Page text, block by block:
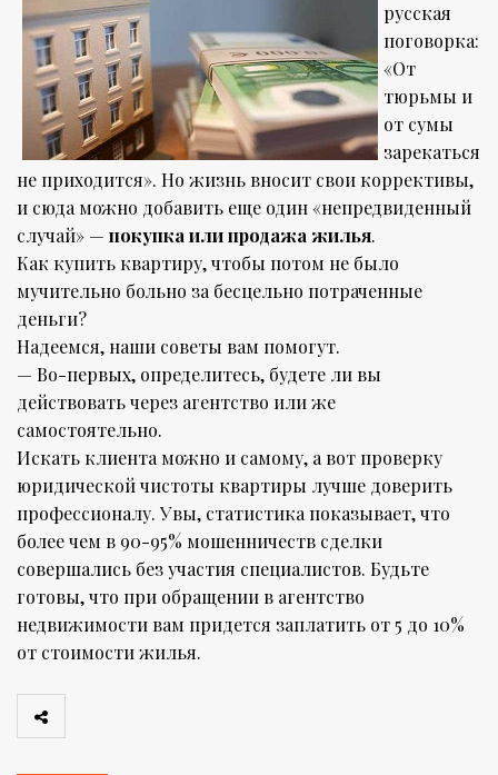
русская
поговорка:
«От
тюрьмы и
от сумы
зарекаться
не приходится». Но жизнь вносит свои коррективы,
и сюда можно добавить еще один «непредвиденный
случай» — покупка или продажа жилья.
Как купить квартиру, чтобы потом не было
мучительно больно за бесцельно потраченные
деньги?
Надеемся, наши советы вам помогут.
— Во-первых, определитесь, будете ли вы
действовать через агентство или же
самостоятельно.
Искать клиента можно и самому, а вот проверку
юридической чистоты квартиры лучше доверить
профессионалу. Увы, статистика показывает, что
более чем в 90-95% мошенничеств сделки
совершались без участия специалистов. Будьте
готовы, что при обращении в агентство
недвижимости вам придется заплатить от 5 до 10%
от стоимости жилья.